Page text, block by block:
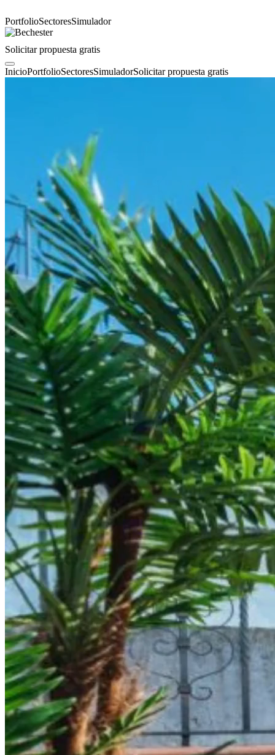
PortfolioSectoresSimulador
Solicitar propuesta gratis
InicioPortfolioSectoresSimuladorSolicitar propuesta gratis